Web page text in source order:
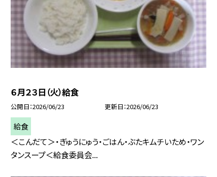
６月２３日（火）給食
公開日 2026/06/23 更新日 2026/06/23
給食
＜こんだて＞・ぎゅうにゅう・ごはん・ぶたキムチいため・ワン
タンスープ＜給食委員会...